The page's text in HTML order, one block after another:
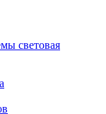
световая